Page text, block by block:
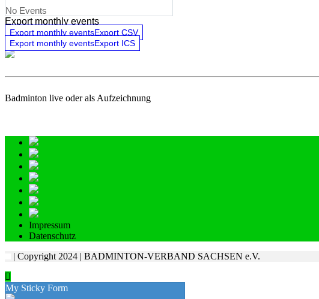
No Events
Export monthly events
Export monthly eventsExport CSV
Export monthly eventsExport ICS
Badminton live oder als Aufzeichnung
Impressum
Datenschutz
| Copyright 2024 | BADMINTON-VERBAND SACHSEN e.V.
My Sticky Form